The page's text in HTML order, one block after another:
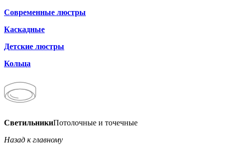
Современные люстры
Каскадные
Детские люстры
Кольца
СветильникиПотолочные и точечные
Назад к главному